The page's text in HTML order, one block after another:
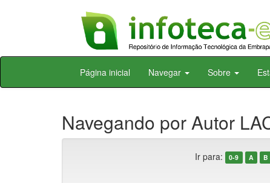
Skip
Página inicial Navegar Sobre
Navegando por Autor
Ir para: 0-9 A B